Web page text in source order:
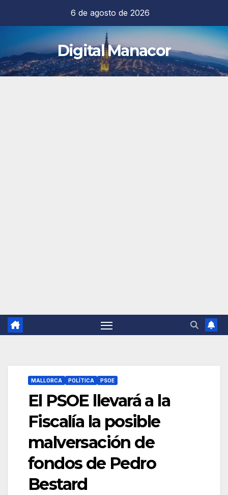
contenido
6 de agosto de 2026
Digital Manacor
MALLORCA POLÍTICA PSOE
El PSOE llevará a la
Fiscalía la posible
malversación de
fondos de Pedro
Bestard